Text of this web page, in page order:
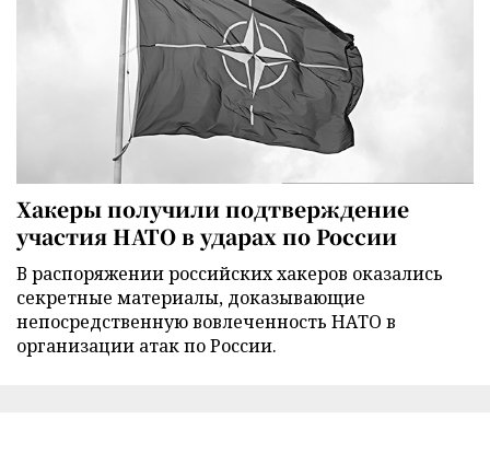
Хакеры получили подтверждение
участия НАТО в ударах по России
В распоряжении российских хакеров оказались
секретные материалы, доказывающие
непосредственную вовлеченность НАТО в
организации атак по России.